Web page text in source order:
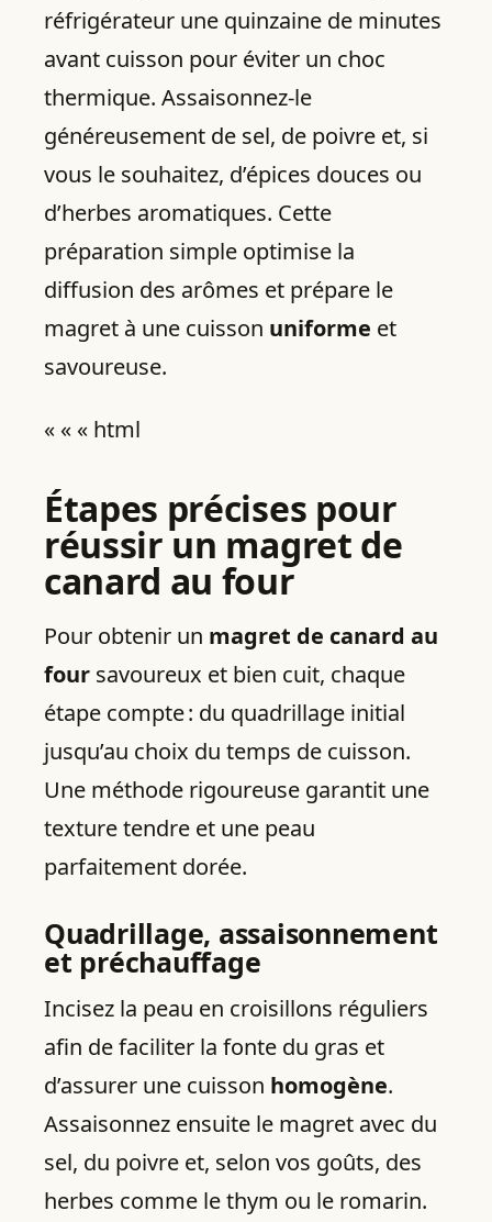
réfrigérateur une quinzaine de minutes
avant cuisson pour éviter un choc
thermique. Assaisonnez-le
généreusement de sel, de poivre et, si
vous le souhaitez, d’épices douces ou
d’herbes aromatiques. Cette
préparation simple optimise la
diffusion des arômes et prépare le
magret à une cuisson uniforme et
savoureuse.
« « « html
Étapes précises pour
réussir un magret de
canard au four
Pour obtenir un magret de canard au
four savoureux et bien cuit, chaque
étape compte : du quadrillage initial
jusqu’au choix du temps de cuisson.
Une méthode rigoureuse garantit une
texture tendre et une peau
parfaitement dorée.
Quadrillage, assaisonnement
et préchauffage
Incisez la peau en croisillons réguliers
afin de faciliter la fonte du gras et
d’assurer une cuisson homogène.
Assaisonnez ensuite le magret avec du
sel, du poivre et, selon vos goûts, des
herbes comme le thym ou le romarin.